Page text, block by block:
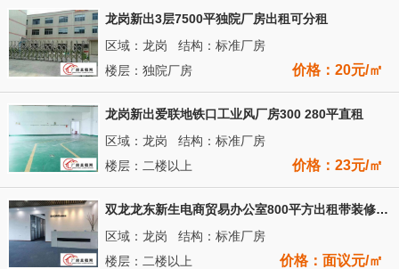
龙岗新出3层7500平独院厂房出租可分租
区域：龙岗 结构：标准厂房
楼层：独院厂房
价格：20元/㎡
龙岗新出爱联地铁口工业风厂房300 280平直租
区域：龙岗 结构：标准厂房
楼层：二楼以上
价格：23元/㎡
双龙龙东新生电商贸易办公室800平方出租带装修水电齐全
区域：龙岗 结构：标准厂房
楼层：二楼以上
价格：面议元/㎡